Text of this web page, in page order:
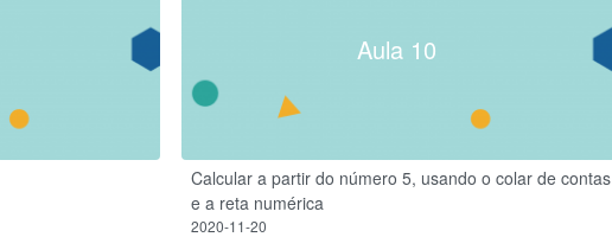
Aula 10
Calcular a partir do número 5, usando o colar de contas
e a reta numérica
2020-11-20